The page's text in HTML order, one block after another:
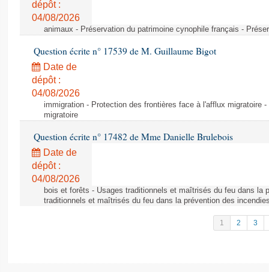
dépôt :
04/08/2026
animaux - Préservation du patrimoine cynophile français -
Question écrite n° 17539 de M. Guillaume Bigot
Date de
dépôt :
04/08/2026
immigration - Protection des frontières face à l'afflux migratoire
migratoire
Question écrite n° 17482 de Mme Danielle Brulebois
Date de
dépôt :
04/08/2026
bois et forêts - Usages traditionnels et maîtrisés du feu dans la
traditionnels et maîtrisés du feu dans la prévention des
1 2 3